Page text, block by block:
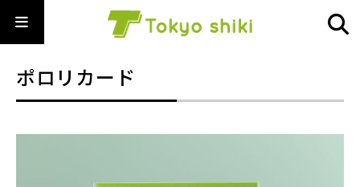
ポロリカード